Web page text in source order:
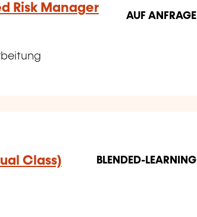
Risk Manager
AUF ANFRAGE
Class) BLENDED-LEARNING